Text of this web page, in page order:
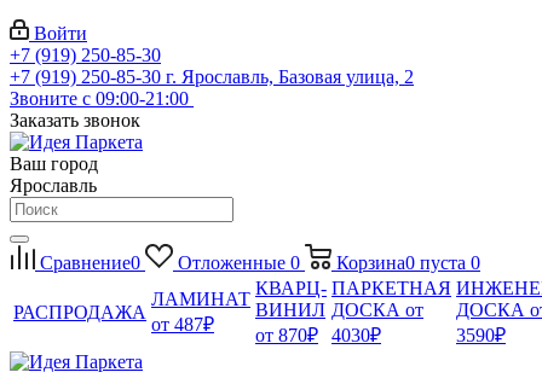
Войти
+7 (919) 250-85-30
+7 (919) 250-85-30 г. Ярославль, Базовая улица, 2
Звоните с 09:00-21:00
Заказать звонок
Ваш город
Ярославль
Сравнение0 Отложенные 0 Корзина0 пуста 0
РАСПРОДАЖА
ЛАМИНАТ
от 487₽
КВАРЦ-
ВИНИЛ
от 870₽
ПАРКЕТНАЯ
ДОСКА от
4030₽
ДОСКА
3590₽